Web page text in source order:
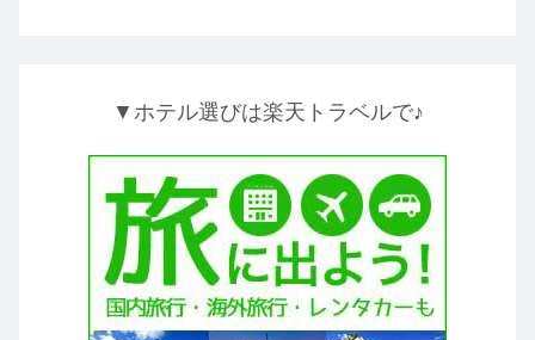
▼ホテル選びは楽天トラベルで♪